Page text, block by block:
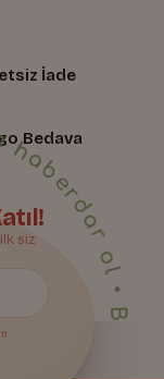
İade
Bedavailk sen haberdar ol • Bize Katıl • Yeniliklerden ilk sen haberdar ol • Bize Katıl • Yeniliklerden ilk sen haberdar ol • Bize Katıl • Yeniliklerden ilk sen haberdar ol •
siz